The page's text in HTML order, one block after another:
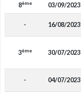
8ème 03/09/2023
- 16/08/2023
3ème 30/07/2023
- 04/07/2023